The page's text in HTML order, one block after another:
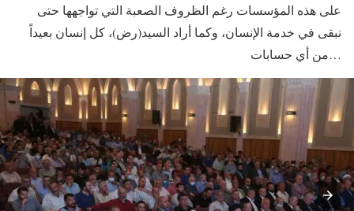
على هذه المؤسسات رغم الظروف الصعبة التي تواجهها حتى
نبقى في خدمة الإنسان، وكما أراد السيد(رض)، كل إنسان بعيداً
من أي حسابات…